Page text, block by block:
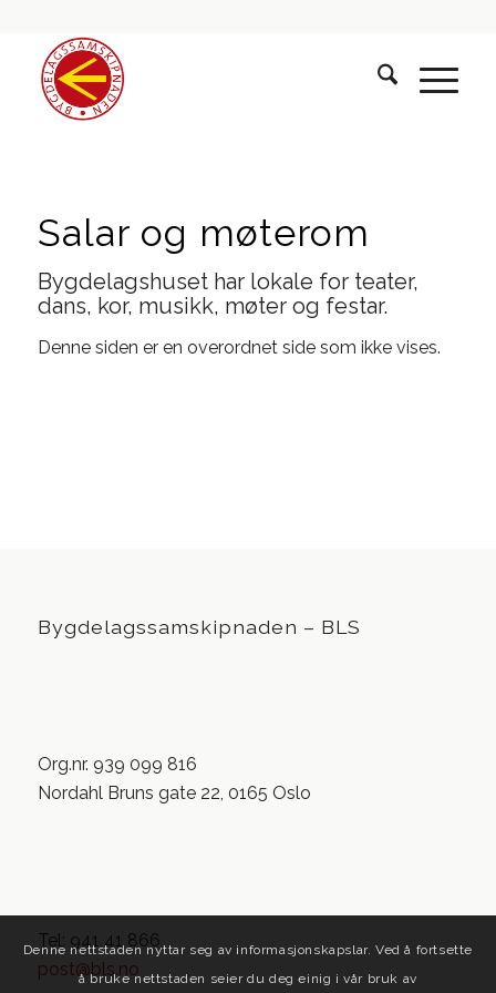
Salar og møterom
Bygdelagshuset har lokale for teater,
dans, kor, musikk, møter og festar.
Denne siden er en overordnet side som ikke vises.
Bygdelagssamskipnaden – BLS
Org.nr. 939 099 816
Nordahl Bruns gate 22, 0165 Oslo
Tel: 941 41 866
post@bls.no
Denne nettstaden nyttar seg av informasjonskapslar. Ved å fortsette
å bruke nettstaden seier du deg einig i vår bruk av